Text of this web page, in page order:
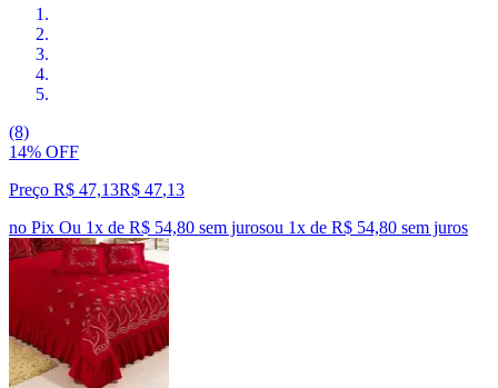
(8)
14% OFF
Preço R$ 47,13R$ 47,13
no Pix Ou 1x de R$ 54,80 sem jurosou 1x de R$ 54,80 sem juros